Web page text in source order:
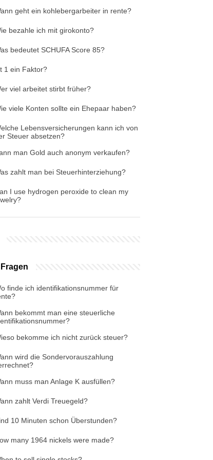
geht ein kohlebergarbeiter in rente?
bezahle ich mit girokonto?
bedeutet SCHUFA Score 85?
1 ein Faktor?
viel arbeitet stirbt früher?
viele Konten sollte ein Ehepaar haben?
Lebensversicherungen kann ich von
Steuer absetzen?
man Gold auch anonym verkaufen?
zahlt man bei Steuerhinterziehung?
I use hydrogen peroxide to clean my
finde ich identifikationsnummer für
bekommt man eine steuerliche
bekomme ich nicht zurück steuer?
wird die Sondervorauszahlung
muss man Anlage K ausfüllen?
zahlt Verdi Treuegeld?
10 Minuten schon Überstunden?
many 1964 nickels were made?